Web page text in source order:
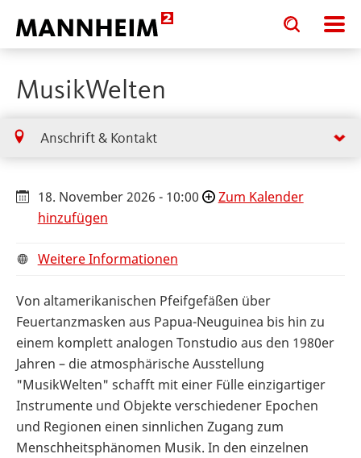
Toggle
search
input
Toggle
search
input
MusikWelten
Anschrift & Kontakt
18. November 2026 - 10:00
Zum Kalender
hinzufügen
Weitere Informationen
Von altamerikanischen Pfeifgefäßen über
Feuertanzmasken aus Papua-Neuguinea bis hin zu
einem komplett analogen Tonstudio aus den 1980er
Jahren – die atmosphärische Ausstellung
"MusikWelten" schafft mit einer Fülle einzigartiger
Instrumente und Objekte verschiedener Epochen
und Regionen einen sinnlichen Zugang zum
Menschheitsphänomen Musik. In den einzelnen